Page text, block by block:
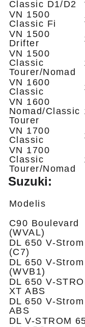
Classic D1/D2
VN 1500
Classic Fi
VN 1500
Drifter
VN 1500
Classic
Tourer/Nomad
VN 1600
Classic
VN 1600
Nomad/Classic
Tourer
VN 1700
Classic
VN 1700
Classic
Tourer/Nomad
Suzuki:
Modelis
C90 Boulevard
(WVAL)
DL 650 V-Strom
(C7)
DL 650 V-Strom
(WVB1)
DL 650 V-
XT ABS
DL 650 V-
ABS
DL V-STROM